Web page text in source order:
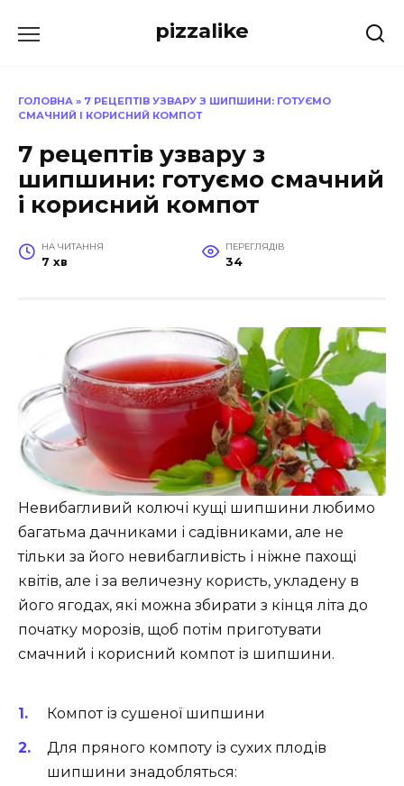
до
pizzalike
ГОЛОВНА » 7 РЕЦЕПТІВ УЗВАРУ З ШИПШИНИ: ГОТУЄМО
СМАЧНИЙ І КОРИСНИЙ КОМПОТ
7 рецептів узвару з
шипшини: готуємо смачний
і корисний компот
НА ЧИТАННЯ
7 хв
ПЕРЕГЛЯДІВ
34
Невибагливий колючі кущі шипшини любимо
багатьма дачниками і садівниками, але не
тільки за його невибагливість і ніжне пахощі
квітів, але і за величезну користь, укладену в
його ягодах, які можна збирати з кінця літа до
початку морозів, щоб потім приготувати
смачний і корисний компот із шипшини.
Компот із сушеної шипшини
Для пряного компоту із сухих плодів
шипшини знадобляться: